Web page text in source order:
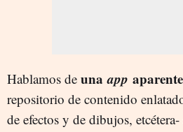
Hablamos de unaapp
repositorio de contenido
de efectos y de dibujos,